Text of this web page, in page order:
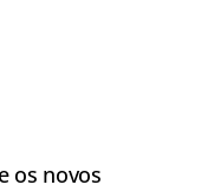
os novos